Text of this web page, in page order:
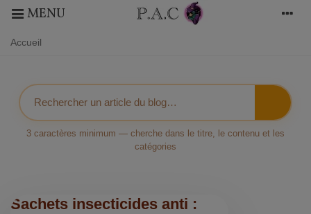
MENU
Accueil
3 caractères minimum — cherche dans le titre, le contenu et les
catégories
Sachets insecticides anti :